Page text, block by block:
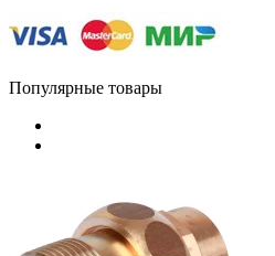
Популярные товары